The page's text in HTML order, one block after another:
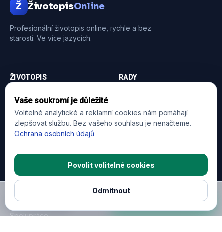
Ž ŽivotopisOnline
Profesionální životopis online, rychle a bez
starostí. Ve více jazycích.
ŽIVOTOPIS
Vytvořit CV
Strukturovaný životopis
Formulář životopisu
RADY
Vzor motivačního dopisu
Profesní životopis
FIRMA
O nás
Spolupráce
Vaše soukromí je důležité
Volitelné analytické a reklamní cookies nám pomáhají
zlepšovat službu. Bez vašeho souhlasu je nenačteme.
Ochrana osobních údajů
Povolit volitelné cookies
Odmítnout
Nastavení cookies